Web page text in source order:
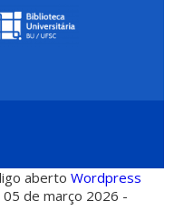
abertoWordpress
de março 2026 -